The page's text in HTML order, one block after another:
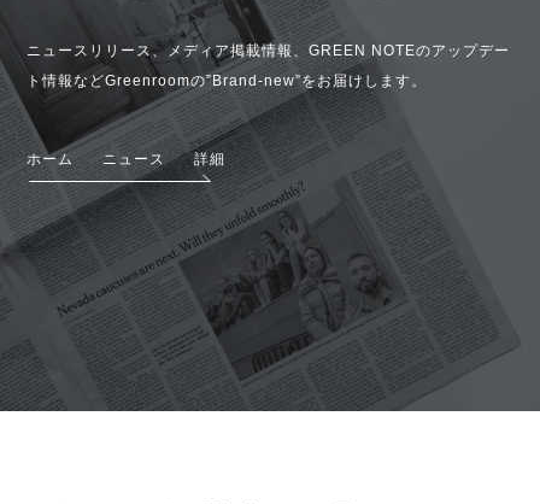
ニュースリリース、メディア掲載情報、GREEN NOTEのアップデー
ト情報などGreenroomの”Brand-new”をお届けします。
ホーム ニュース 詳細